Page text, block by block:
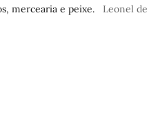
mercearia e peixe.
Leonel de